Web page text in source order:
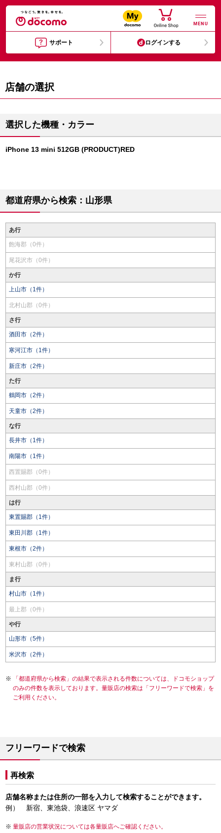
MENU
サポート ログインする
店舗の選択
選択した機種・カラー
iPhone 13 mini 512GB (PRODUCT)RED
都道府県から検索：山形県
あ行
飽海郡（0件）
尾花沢市（0件）
か行
上山市（1件）
北村山郡（0件）
さ行
酒田市（2件）
寒河江市（1件）
新庄市（2件）
た行
鶴岡市（2件）
天童市（2件）
な行
長井市（1件）
南陽市（1件）
西置賜郡（0件）
西村山郡（0件）
は行
東置賜郡（1件）
東田川郡（1件）
東根市（2件）
東村山郡（0件）
ま行
村山市（1件）
最上郡（0件）
や行
山形市（5件）
米沢市（2件）
「都道府県から検索」の結果で表示される件数については、ドコモショップ
のみの件数を表示しております。量販店の検索は「フリーワードで検索」を
ご利用ください。
フリーワードで検索
再検索
店舗名称または住所の一部を入力して検索することができます。
例） 新宿、東池袋、浪速区 ヤマダ
量販店の営業状況については各量販店へご確認ください。